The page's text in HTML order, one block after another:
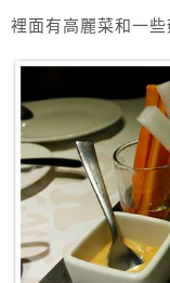
裡面有高麗菜和一